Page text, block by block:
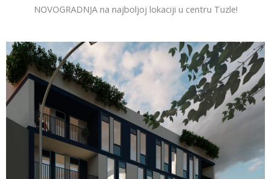
NOVOGRADNJA na najboljoj lokaciji u centru Tuzle!